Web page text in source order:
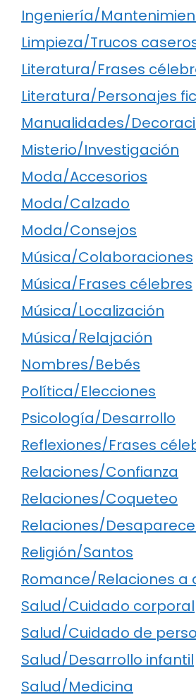
Ingeniería/
Limpieza/Trucos
Literatura/Frases
Literatura/Personajes
Manualidades/
Misterio/Investigación
Moda/Accesorios
Moda/Calzado
Moda/Consejos
Música/Colaboraciones
Música/Frases célebres
Música/Localización
Música/Relajación
Nombres/Bebés
Política/Elecciones
Psicología/Desarrollo
Reflexiones/Frases
Relaciones/Confianza
Relaciones/Coqueteo
Relaciones/
Religión/Santos
Romance/Relaciones a
Salud/Cuidado corporal
Salud/Cuidado de
Salud/Desarrollo infantil
Salud/Medicina